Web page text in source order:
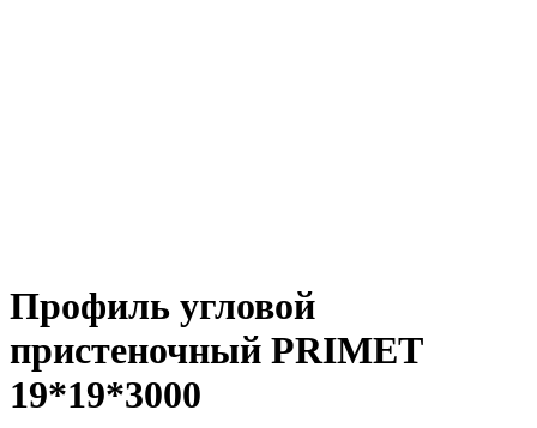
Профиль угловой
пристеночный PRIMET
19*19*3000